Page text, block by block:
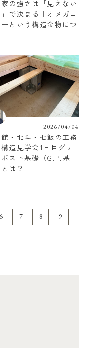
の強さは「見えない
で決まる｜オメガコ
という構造金物につ
2026/04/04
館・北斗・七飯の工務
造見学会1日目グリ
ポスト基礎（G.P.基
は？
6 7 8 9